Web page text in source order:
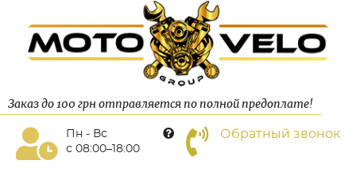
Заказ до 100 грн отправляется по полной предоплате!
Пн - Вс
с 08:00–18:00
Обратный звонок